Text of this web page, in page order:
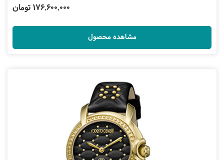
176,600,000 تومان
مشاهده محصول